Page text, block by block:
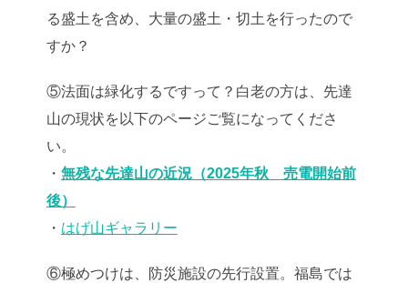
る盛土を含め、大量の盛土・切土を行ったので
すか？
⑤法面は緑化するですって？白老の方は、先達
山の現状を以下のページご覧になってくださ
い。
・ 無残な先達山の近況（2025年秋 売電開始前
後）
・ はげ山ギャラリー
⑥極めつけは、防災施設の先行設置。福島では